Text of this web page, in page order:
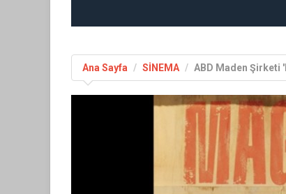
Ana Sayfa SİNEMA ABD Maden Şirketi